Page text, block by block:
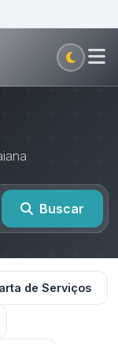
Buscar
de Serviços